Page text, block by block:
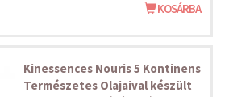
KOSÁRBA
Kinessences Nouris 5 Kontinens
Természetes Olajaival készült